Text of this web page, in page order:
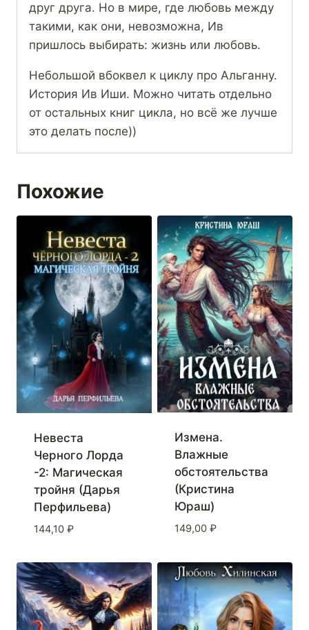
друг друга. Но в мире, где любовь между
такими, как они, невозможна, Ив
пришлось выбирать: жизнь или любовь.
Небольшой вбоквел к циклу про Альганну.
История Ив Иши. Можно читать отдельно
от остальных книг цикла, но всё же лучше
это делать после))
Похожие
Невеста
Черного Лорда
-2: Магическая
тройня (Дарья
Перфильева)
144,10 ₽
Измена.
Влажные
обстоятельства
(Кристина
Юраш)
149,00 ₽